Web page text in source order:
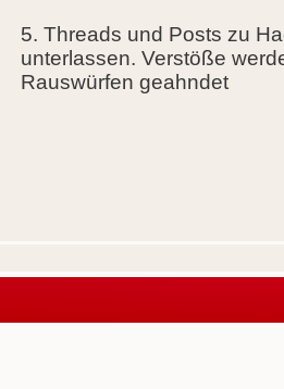
5. Threads und Posts zu
unterlassen. Verstöße
Rauswürfen geahndet